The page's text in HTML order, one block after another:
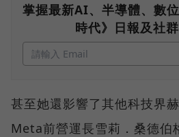
掌握最新AI、半導體、數
時代》日報及社
甚至她還影響了其他科技界
Meta前營運長雪莉．桑德伯